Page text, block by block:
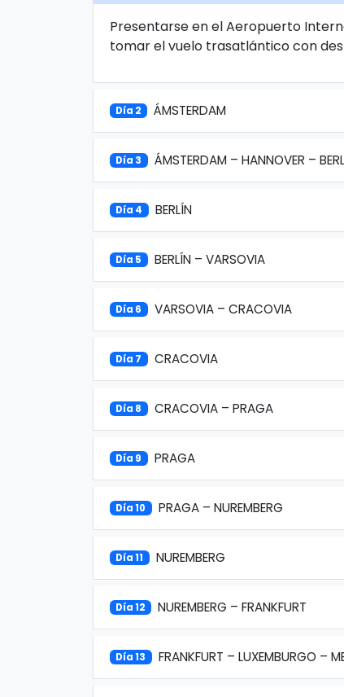
Presentarse en el Aeropuerto
tomar el vuelo trasatlántico con
Día 2 ÁMSTERDAM
Día 3 ÁMSTERDAM – HANNOVER –
Día 4 BERLÍN
Día 5 BERLÍN – VARSOVIA
Día 6 VARSOVIA – CRACOVIA
Día 7 CRACOVIA
Día 8 CRACOVIA – PRAGA
Día 9 PRAGA
Día 10 PRAGA – NUREMBERG
Día 11 NUREMBERG
Día 12 NUREMBERG – FRANKFURT
Día 13 FRANKFURT – LUXEMBURGO –